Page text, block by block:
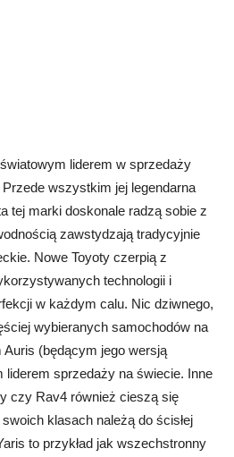
liderem w sprzedaży
wszystkim jej legendarna
tej marki doskonale radzą sobie z
zawstydzają tradycyjnie
Nowe Toyoty czerpią z
technologii i
w każdym calu. Nic dziwnego,
wybieranych samochodów na
(będącym jego wersją
liderem sprzedaży na świecie. Inne
czy Rav4 również cieszą się
klasach należą do ścisłej
to przykład jak wszechstronny